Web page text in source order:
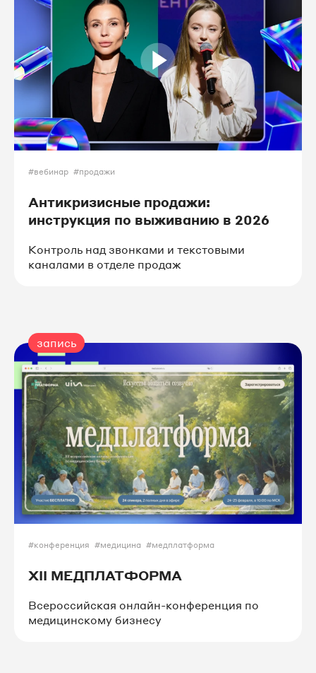
#вебинар #продажи
Антикризисные продажи:
инструкция по выживанию в 2026
Контроль над звонками и текстовыми
каналами в отделе продаж
запись
#конференция #медицина #медплатформа
XII МЕДПЛАТФОРМА
Всероссийская онлайн-конференция по
медицинскому бизнесу